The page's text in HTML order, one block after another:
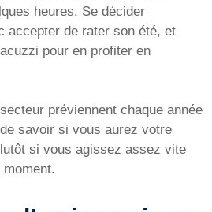
heures. Se décider
accepter de rater son été, et
pour en profiter en
préviennent chaque année
savoir si vous aurez votre
si vous agissez assez vite
moment.